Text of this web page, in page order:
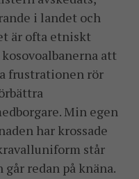
i landet och
är ofta etniskt
att
frustrationen rör
Min egen
har krossade
står
redan på knäna.